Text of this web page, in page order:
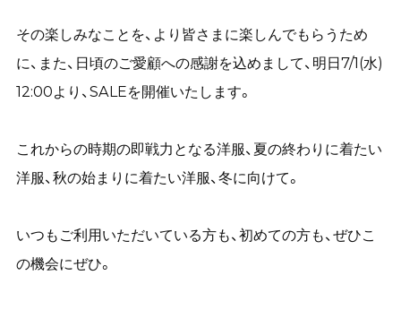
その楽しみなことを、より皆さまに楽しんでもらうため
に、また、日頃のご愛顧への感謝を込めまして、明日7/1(水)
12:00より、SALEを開催いたします。
これからの時期の即戦力となる洋服、夏の終わりに着たい
洋服、秋の始まりに着たい洋服、冬に向けて。
いつもご利用いただいている方も、初めての方も、ぜひこ
の機会にぜひ。